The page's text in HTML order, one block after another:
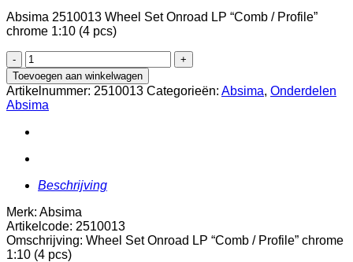
Absima 2510013 Wheel Set Onroad LP “Comb / Profile”
chrome 1:10 (4 pcs)
Wheel
Set
Onroad
LP
"Comb
/
chrome
(4
aantal
Toevoegen aan winkelwagen
Artikelnummer: 2510013 Categorieën: Absima, Onderdelen
Absima
Beschrijving
Merk: Absima
Artikelcode: 2510013
Omschrijving: Wheel Set Onroad LP “Comb / Profile” chrome
1:10 (4 pcs)